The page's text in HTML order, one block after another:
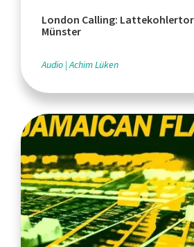
London Calling:
Münster
Audio Achim Lüken